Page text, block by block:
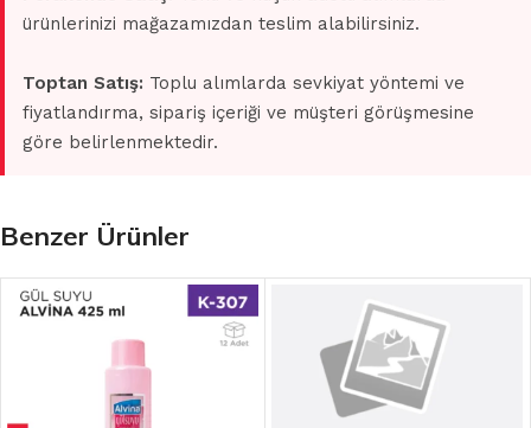
ürünlerinizi mağazamızdan teslim alabilirsiniz.
Toptan Satış: Toplu alımlarda sevkiyat yöntemi ve
fiyatlandırma, sipariş içeriği ve müşteri görüşmesine
göre belirlenmektedir.
Benzer Ürünler